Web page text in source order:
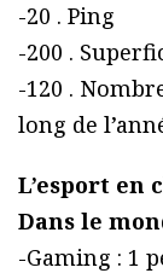
-20 . Ping
-200 .
-120 .
long de
L’esport en
Dans le
-Gaming : 1